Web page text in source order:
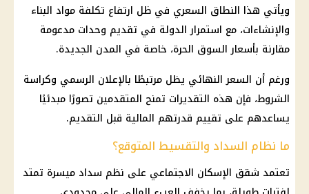
ويأتي هذا النطاق السعري في ظل ارتفاع تكلفة مواد البناء
والإنشاءات، مع استمرار الدولة في تقديم وحدات مدعومة
مقارنة بأسعار السوق الحرة، خاصة في المدن الجديدة.
ورغم أن السعر النهائي يظل مرتبطًا بالإعلان الرسمي وكراسة
الشروط، فإن هذه التقديرات تمنح المتقدمين تصورًا مبدئيًا
يساعدهم على تقييم قدرتهم المالية قبل التقديم.
ما نظام السداد والتقسيط المتوقع؟
تعتمد شقق الإسكان الاجتماعي على نظم سداد ميسرة تمتد